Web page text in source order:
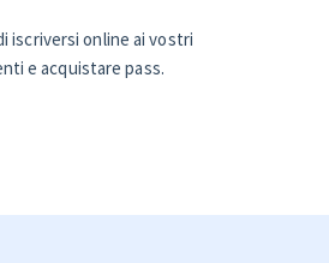
iscriversi online ai vostri
e acquistare pass.